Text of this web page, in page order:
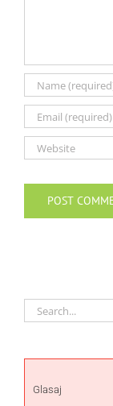
Search
for:
Glasaj